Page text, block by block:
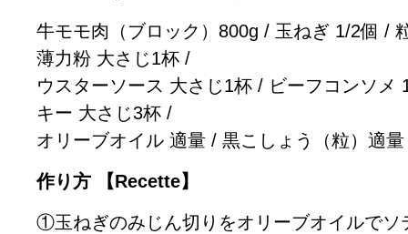
牛モモ肉（ブロック）800g / 玉ねぎ 1/2個 /
薄力粉 大さじ1杯 /
ウスターソース 大さじ1杯 / ビーフコンソメ
キー 大さじ3杯 /
オリーブオイル 適量 / 黒こしょう（粒）適
作り方 【Recette】
①玉ねぎのみじん切りをオリーブオイルでソ